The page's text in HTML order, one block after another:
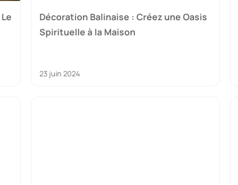
Décoration Balinaise : Créez une Oasis
Spirituelle à la Maison
23 juin 2024